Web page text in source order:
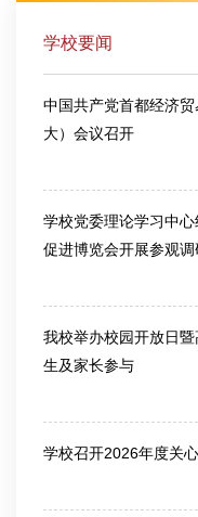
学校要闻
中国共产党首都经济
大）会议召开
学校党委理论学习中
促进博览会开展参观调
我校举办校园开放日
生及家长参与
学校召开2026年度关